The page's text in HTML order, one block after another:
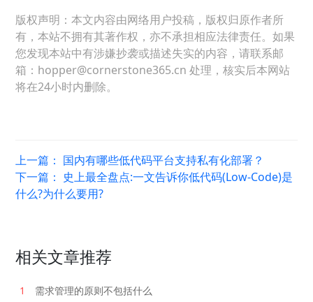
版权声明：本文内容由网络用户投稿，版权归原作者所
有，本站不拥有其著作权，亦不承担相应法律责任。如果
您发现本站中有涉嫌抄袭或描述失实的内容，请联系邮
箱：hopper@cornerstone365.cn 处理，核实后本网站
将在24小时内删除。
上一篇： 国内有哪些低代码平台支持私有化部署？
下一篇： 史上最全盘点:一文告诉你低代码(Low-Code)是
什么?为什么要用?
相关文章推荐
1 需求管理的原则不包括什么